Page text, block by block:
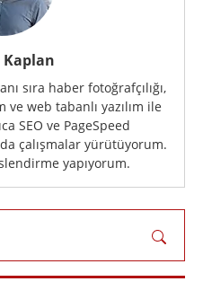
Kaplan
sıra haber fotoğrafçılığı,
ve web tabanlı yazılım ile
SEO ve PageSpeed
çalışmalar yürütüyorum.
yapıyorum.